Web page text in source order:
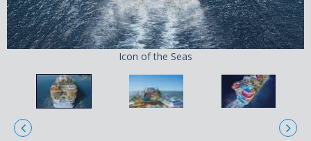
Icon of the Seas